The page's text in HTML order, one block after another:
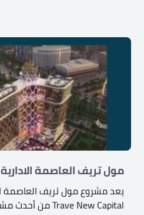
مول تريف العاصمة الادارية
Trave New Capital من أحدث مشاريع شركة نيو